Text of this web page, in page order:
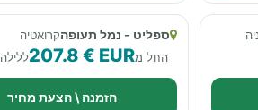
ספליט - נמל תעופהקרואטיה
החל מ207.8 € EURללילה
הזמנה \ הצעת מחיר